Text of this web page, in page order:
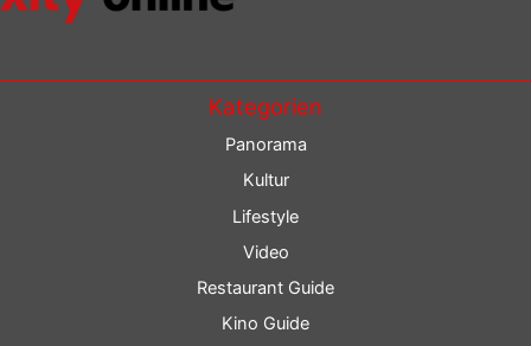
Kategorien
Panorama
Kultur
Lifestyle
Video
Restaurant Guide
Kino Guide